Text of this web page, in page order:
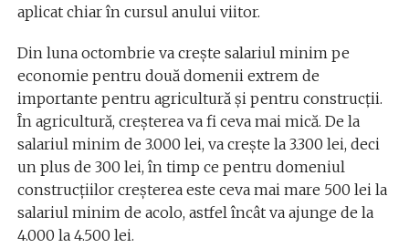
aplicat chiar în cursul anului viitor.
Din luna octombrie va crește salariul minim pe
economie pentru două domenii extrem de
importante pentru agricultură și pentru construcții.
În agricultură, creșterea va fi ceva mai mică. De la
salariul minim de 3.000 lei, va crește la 3.300 lei, deci
un plus de 300 lei, în timp ce pentru domeniul
construcțiilor creșterea este ceva mai mare 500 lei la
salariul minim de acolo, astfel încât va ajunge de la
4.000 la 4.500 lei.